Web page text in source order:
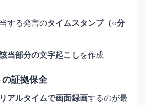
する発言のタイムスタンプ（○分
当部分の文字起こし を作成
証拠保全
アルタイムで画面録画するのが最